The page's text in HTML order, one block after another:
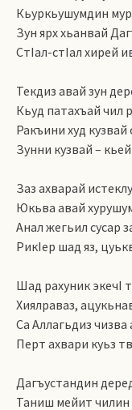
Кьуркьушумдин
Зун ярх хьанвай
СтIал-стIал хирей
Текдиз авай зун
Кьуд патахъай чил
Ракъини худ
Зунни кузвай –
Заз ахварай
Юкьва авай
Анал жегьил сусар
РикIер шад яз,
Шад рахуник экечI
Хиялраваз,
Са Аллагьдиз
Перт ахвари куьз
Дагъустандин
Таниш мейит чилин